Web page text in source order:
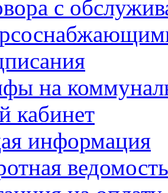
с
на
кабинет
информация
ведомость